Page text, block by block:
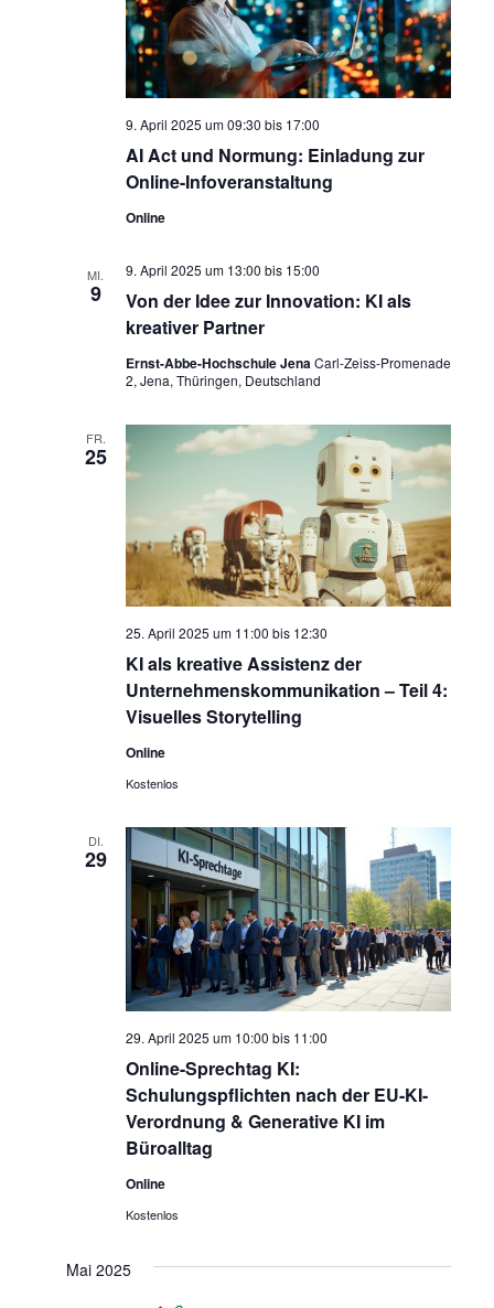
AI Act und Normung: Einladung zur
Online-Infoveranstaltung
9. April 2025 um 09:30 bis 17:00
Online
MI.
9
Von der Idee zur Innovation: KI als
kreativer Partner
9. April 2025 um 13:00 bis 15:00
Ernst-Abbe-Hochschule JenaCarl-Zeiss-Promenade
2, Jena, Thüringen, Deutschland
FR.
25
KI als kreative Assistenz der
Unternehmenskommunikation – Teil 4:
Visuelles Storytelling
25. April 2025 um 11:00 bis 12:30
Online
Kostenlos
DI.
29
Online-Sprechtag KI:
Schulungspflichten nach der EU-KI-
Verordnung & Generative KI im
Büroalltag
29. April 2025 um 10:00 bis 11:00
Online
Kostenlos
Mai 2025